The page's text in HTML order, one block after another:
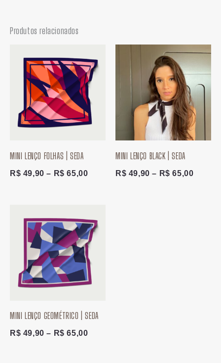
Produtos relacionados
MINI LENÇO FOLHAS | SEDA
R$ 49,90 – R$ 65,00
de
preço:
R$ 49,90
através
R$ 65,00
MINI LENÇO BLACK | SEDA
R$ 49,90 – R$ 65,00
preço:
R$
MINI LENÇO GEOMÉTRICO | SEDA
R$ 49,90 – R$ 65,00
de
preço:
R$ 49,90
através
R$ 65,00